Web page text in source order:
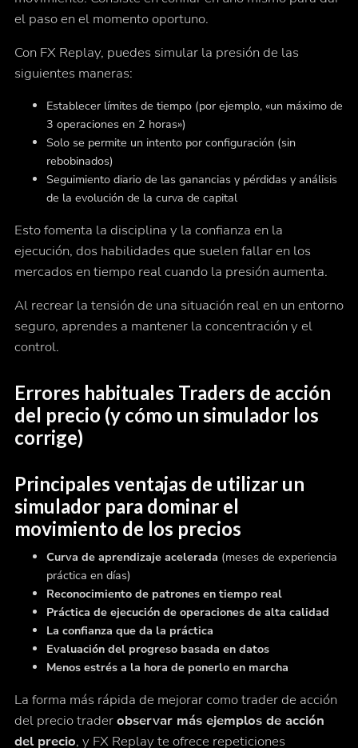
el pasoen el momento oportuno.
Con FX Replay, puedes simular la presión de las
siguientes maneras:
Establecer límites de tiempo (por ejemplo, «un máximo de
3 operaciones en 2 horas»)
Solo se permite un intento por configuración (sin
rebobinados)
Seguimiento diario de las ganancias y pérdidas y análisis
de la evolución de la curva de capital
Esto fomenta la disciplina y la confianza en la
ejecución, dos habilidades que suelen fallar en los
mercados en tiempo real cuando la presión aumenta.
Al recrear la tensión de una situación real en un entorno
seguro, aprendes a mantener la concentración y el
control.
Errores habituales Traders de acción
del precio (y cómo un simulador los
corrige)
Principales ventajas de utilizar un
simulador para dominar el
movimiento de los precios
Curva de aprendizaje acelerada (meses de experiencia
práctica en días)
Reconocimiento de patrones en tiempo real
Práctica de ejecución de operaciones de alta calidad
La confianza que da la práctica
Evaluación del progreso basada en datos
Menos estrés a la hora de ponerlo en marcha
La forma más rápida de mejorar como trader de acción
del precio traderobservar más ejemplos de acción
del precio, y FX Replay te ofrece repeticiones